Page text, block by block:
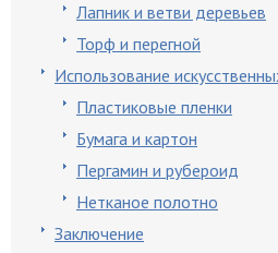
Лапник и ветви деревьев
Торф и перегной
Использование
Пластиковые пленки
Бумага и картон
Пергамин и рубероид
Нетканое полотно
Заключение